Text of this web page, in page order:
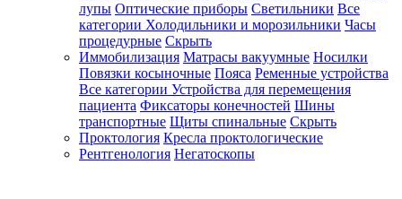
лупы Оптические приборы Светильники Все
категории Холодильники и морозильники Часы
процедурные Скрыть
Иммобилизация Матрасы вакуумные Носилки
Повязки косыночные Пояса Ременные устройства
Все категории Устройства для перемещения
пациента Фиксаторы конечностей Шины
транспортные Щиты спинальные Скрыть
Проктология Кресла проктологические
Рентгенология Негатоскопы